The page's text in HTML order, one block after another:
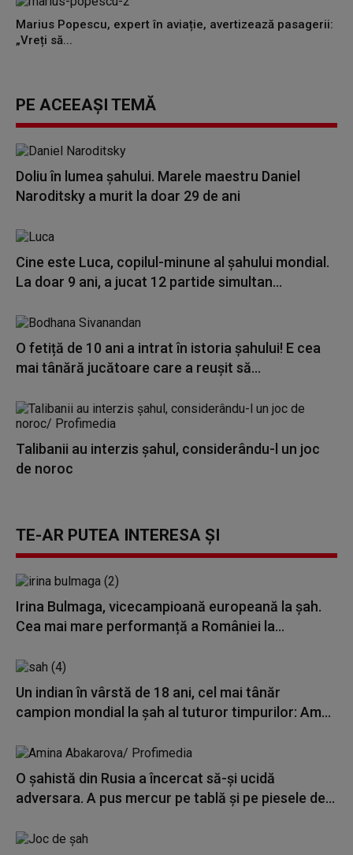
Marius Popescu, expert în aviație, avertizează pasagerii:
„Vreți să...
PE ACEEAȘI TEMĂ
Doliu în lumea şahului. Marele maestru Daniel
Naroditsky a murit la doar 29 de ani
Cine este Luca, copilul-minune al șahului mondial.
La doar 9 ani, a jucat 12 partide simultan...
O fetiță de 10 ani a intrat în istoria șahului! E cea
mai tânără jucătoare care a reușit să...
Talibanii au interzis şahul, considerându-l un joc
de noroc
TE-AR PUTEA INTERESA ȘI
Irina Bulmaga, vicecampioană europeană la șah.
Cea mai mare performanță a României la...
Un indian în vârstă de 18 ani, cel mai tânăr
campion mondial la şah al tuturor timpurilor: Am...
O șahistă din Rusia a încercat să-și ucidă
adversara. A pus mercur pe tablă și pe piesele de...